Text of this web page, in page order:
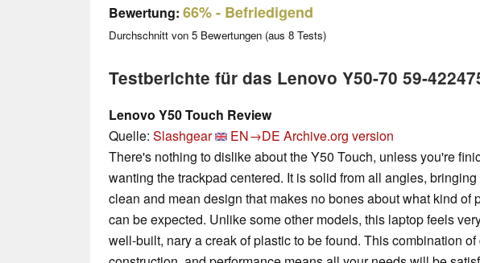
Bewertung: 66%- Befriedigend
Durchschnitt von 5 Bewertungen (aus 8 Tests)
Testberichte für das Lenovo Y50-70 59-
Lenovo Y50 Touch Review
Quelle: Slashgear EN→DE Archive.org version
There's nothing to dislike about the Y50 Touch, unless you're
wanting the trackpad centered. It is solid from all angles,
clean and mean design that makes no bones about what kind of
can be expected. Unlike some other models, this laptop feels
well-built, nary a creak of plastic to be found. This combination of